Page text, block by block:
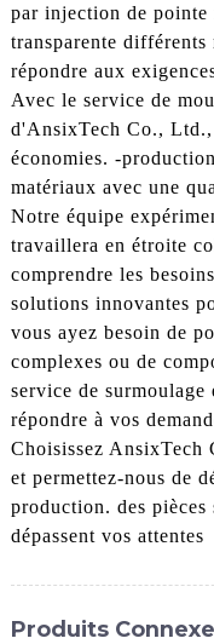
par injection de pointe
transparente
répondre aux
Avec le service de
d'AnsixTech Co., Ltd.,
économies. -
matériaux avec une
Notre équipe
travaillera en étroite
comprendre les
solutions innovantes
vous ayez besoin de
complexes ou de
service de
répondre à vos
Choisissez
et permettez-nous de
production. des pièces
dépassent vos attentes
Produits